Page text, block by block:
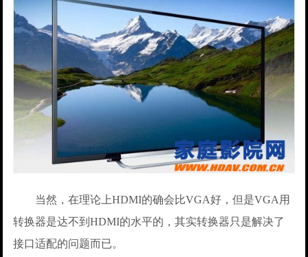
当然，在理论上HDMI的确会比VGA好，但是VGA用
转换器是达不到HDMI的水平的，其实转换器只是解决了
接口适配的问题而已。